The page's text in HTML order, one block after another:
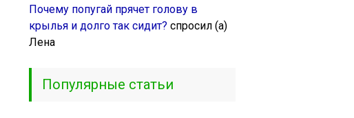
Почему попугай прячет голову в
крылья и долго так сидит? спросил (а)
Лена
Популярные статьи